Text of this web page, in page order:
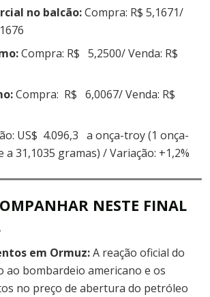
no balcão:Compra: R$ 5,1671/
Compra: R$ 5,2500/ Venda: R$
Compra: R$ 6,0067/ Venda: R$
US$ 4.096,3 a onça-troy (1 onça-
a 31,1035 gramas) / Variação: +1,2%
NESTE FINAL
em Ormuz:A reação oficial do
ao bombardeio americano e os
no preço de abertura do petróleo